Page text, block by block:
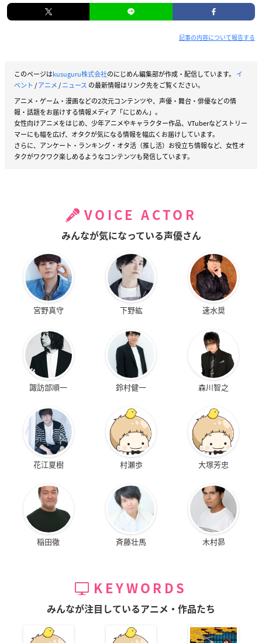
記事の内容について報告する
このページはkusuguru株式会社のにじめん編集部が作成・配信しています。 イ
ベント /アニメ/ニュース の最新情報はリンク先をご覧ください。
アニメ・ゲーム・漫画などの2次元コンテンツや、声優・舞台・俳優などの情
報・話題をお届けする情報メディア「にじめん」。
女性向けアニメをはじめ、少年アニメやキャラクター作品、VTuberなどストリー
マーにも幅を広げ、オタクが気になる情報を幅広くお届けしています。
さらに、アンケート・ランキング・オタ活（推し活）お役立ち情報など、女性オ
タクがワクワク楽しめるようなコンテンツも発信しています。
VOICE ACTOR
みんなが気になっている声優さん
宮野真守 下野紘 速水奨
諏訪部順一 鈴村健一 森川智之
花江夏樹 村瀬歩 大塚芳忠
稲田徹 斉藤壮馬 木村昴
KEYWORDS
みんなが注目しているアニメ・作品たち